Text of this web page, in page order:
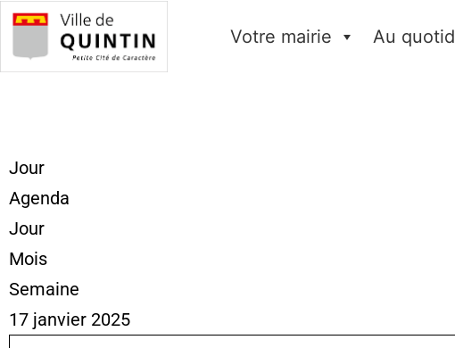
Votre mairie Au
Jour
Agenda
Jour
Mois
Semaine
17 janvier 2025